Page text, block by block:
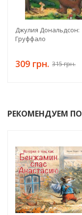
Джулия Дональдсон:
Груффало
309 грн. 315 грн.
РЕКОМЕНДУЕМ